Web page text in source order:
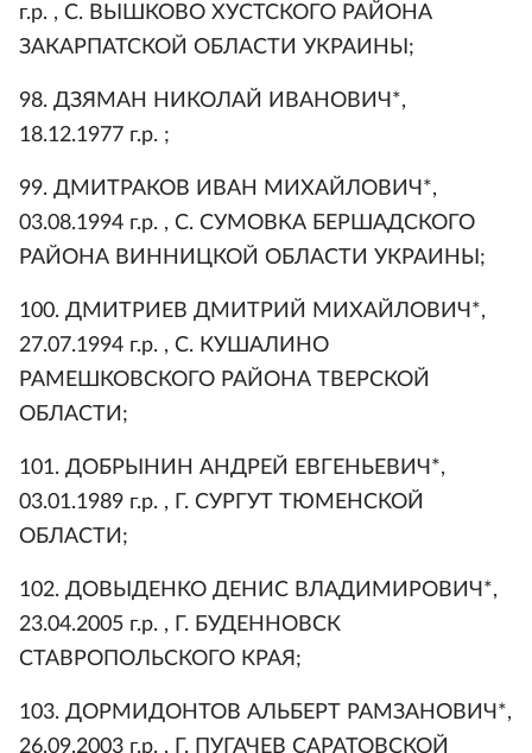
г.р. , С. ВЫШКОВО ХУСТСКОГО РАЙОНА
ЗАКАРПАТСКОЙ ОБЛАСТИ УКРАИНЫ;
98. ДЗЯМАН НИКОЛАЙ ИВАНОВИЧ*,
18.12.1977 г.р. ;
99. ДМИТРАКОВ ИВАН МИХАЙЛОВИЧ*,
03.08.1994 г.р. , С. СУМОВКА БЕРШАДСКОГО
РАЙОНА ВИННИЦКОЙ ОБЛАСТИ УКРАИНЫ;
100. ДМИТРИЕВ ДМИТРИЙ МИХАЙЛОВИЧ*,
27.07.1994 г.р. , С. КУШАЛИНО
РАМЕШКОВСКОГО РАЙОНА ТВЕРСКОЙ
ОБЛАСТИ;
101. ДОБРЫНИН АНДРЕЙ ЕВГЕНЬЕВИЧ*,
03.01.1989 г.р. , Г. СУРГУТ ТЮМЕНСКОЙ
ОБЛАСТИ;
102. ДОВЫДЕНКО ДЕНИС ВЛАДИМИРОВИЧ*,
23.04.2005 г.р. , Г. БУДЕННОВСК
СТАВРОПОЛЬСКОГО КРАЯ;
103. ДОРМИДОНТОВ АЛЬБЕРТ РАМЗАНОВИЧ*,
26.09.2003 г.р. , Г. ПУГАЧЕВ САРАТОВСКОЙ